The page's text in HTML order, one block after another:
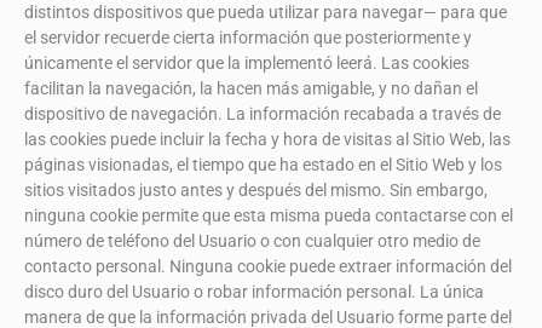
distintos dispositivos que pueda utilizar para navegar— para que
el servidor recuerde cierta información que posteriormente y
únicamente el servidor que la implementó leerá. Las cookies
facilitan la navegación, la hacen más amigable, y no dañan el
dispositivo de navegación. La información recabada a través de
las cookies puede incluir la fecha y hora de visitas al Sitio Web, las
páginas visionadas, el tiempo que ha estado en el Sitio Web y los
sitios visitados justo antes y después del mismo. Sin embargo,
ninguna cookie permite que esta misma pueda contactarse con el
número de teléfono del Usuario o con cualquier otro medio de
contacto personal. Ninguna cookie puede extraer información del
disco duro del Usuario o robar información personal. La única
manera de que la información privada del Usuario forme parte del